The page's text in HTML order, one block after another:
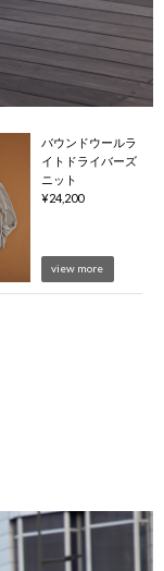
バウンドウールラ
イトドライバーズ
ニット
¥24,200
view more